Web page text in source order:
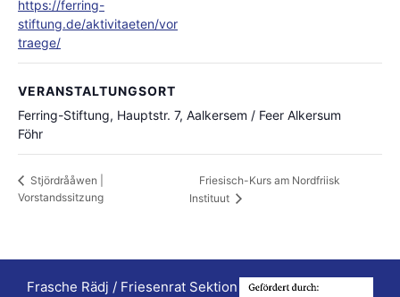
https://ferring-
stiftung.de/aktivitaeten/vor
traege/
VERANSTALTUNGSORT
Ferring-Stiftung, Hauptstr. 7, Aalkersem / Feer Alkersum
Föhr
Stjördrååwen |
Vorstandssitzung
Friesisch-Kurs am Nordfriisk
Instituut
Frasche Rädj / Friesenrat Sektion